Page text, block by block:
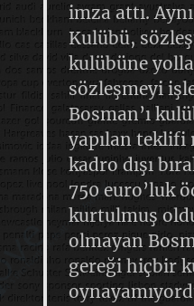
imza attı.
Kulübü,
kulübüne
sözleşmeyi
Bosman’ı
yapılan
kadro dışı
750 euro’luk
kurtulmuş
olmayan
gereği hiçbir